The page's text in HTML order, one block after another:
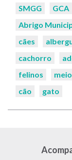
Palavras-
SMGG GCA
Abrigo
cães
cachorro
felinos
meio
cão
gato